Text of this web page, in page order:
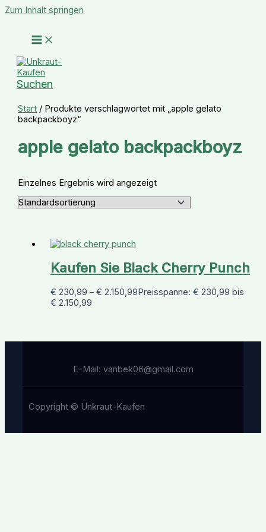
Zum Inhalt springen
Suchen
Start / Produkte verschlagwortet mit „apple gelato
backpackboyz“
apple gelato backpackboyz
Einzelnes Ergebnis wird angezeigt
Kaufen Sie Black Cherry Punch
€ 230,99 –€ 2.150,99Preisspanne: € 230,99 bis
€ 2.150,99
E-Mail: vanbek06@gmail.com
Copyright © Unkraut-Kaufen